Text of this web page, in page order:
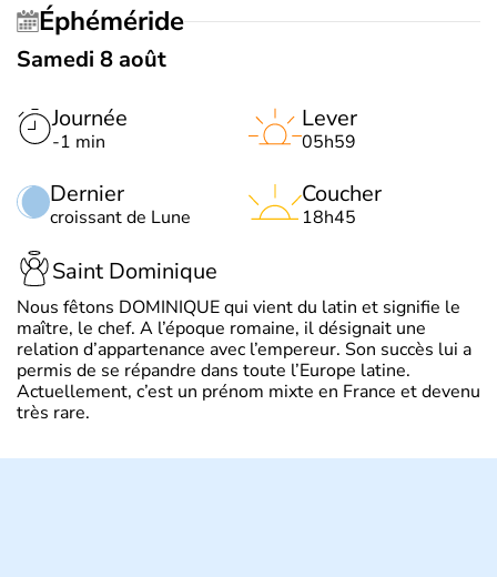
Éphéméride
Samedi 8 août
Journée
-1 min
Dernier
croissant de Lune
Lever
05h59
Coucher
18h45
Saint Dominique
Nous fêtons DOMINIQUE qui vient du latin et signifie le
maître, le chef. A l’époque romaine, il désignait une
relation d’appartenance avec l’empereur. Son succès lui a
permis de se répandre dans toute l’Europe latine.
Actuellement, c’est un prénom mixte en France et devenu
très rare.